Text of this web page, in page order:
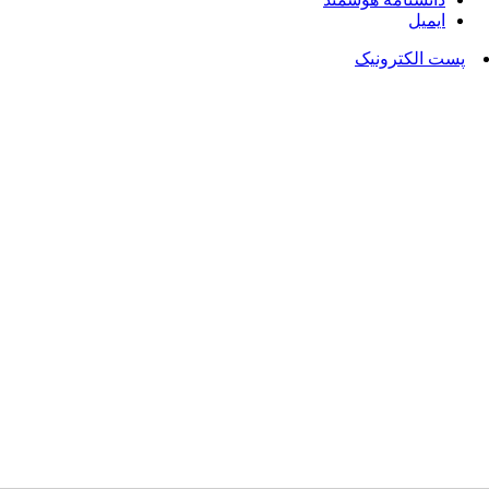
ایمیل
پست الکترونیک